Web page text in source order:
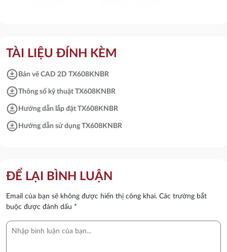
TÀI LIỆU ĐÍNH KÈM
download_for_offline Bản vẽ CAD 2D TX608KNBR
download_for_offlineThông số kỹ thuật TX608KNBR
download_for_offline Hướng dẫn lắp đặt TX608KNBR
download_for_offline Hướng dẫn sử dụng TX608KNBR
ĐỂ LẠI BÌNH LUẬN
Email của bạn sẽ không được hiển thị công khai. Các trường bắt
buộc được đánh dấu *